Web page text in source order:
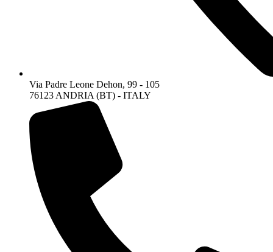
Via Padre Leone Dehon, 99 - 105
76123 ANDRIA (BT) - ITALY